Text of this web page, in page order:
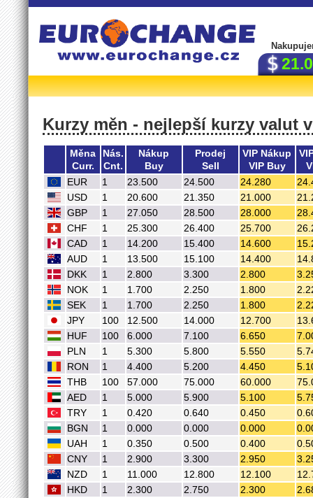
Kurzy měn - nejlepší kurzy valut
Měna
Curr.
Nás.
Cnt.
Nákup
Buy
Prodej
Sell
VIP Nákup
VIP Buy
EUR
1 23.500 24.500 24.280
USD
1 20.600 21.350 21.000
GBP
1 27.050 28.500 28.000
CHF
1 25.300 26.400 25.700
CAD
1 14.200 15.400 14.600
AUD
1 13.500 15.100 14.400
DKK
1 2.800 3.300 2.800
NOK
1 1.700 2.250 1.800
SEK
1 1.700 2.250 1.800
JPY
100 12.500 14.000 12.700
HUF
100 6.000 7.100 6.650
PLN
1 5.300 5.800 5.550
RON
1 4.400 5.200 4.450
THB
100 57.000 75.000 60.000
AED
1 5.000 5.900 5.100
TRY
1 0.420 0.640 0.450
BGN
1 0.000 0.000 0.000
UAH
1 0.350 0.500 0.400
CNY
1 2.900 3.300 2.950
NZD
1 11.000 12.800 12.100
HKD
1 2.300 2.750 2.300